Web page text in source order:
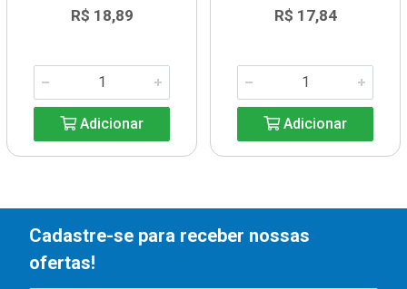
R$ 18,89
Adicionar
R$ 17,84
Adicionar
Cadastre-se para receber nossas
ofertas!